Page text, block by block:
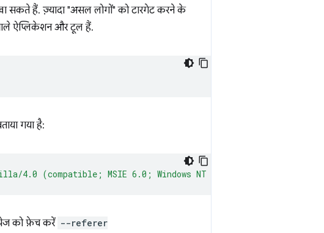
सकते हैं. ज़्यादा "असल लोगों" को टारगेट करने के
ऐप्लिकेशन और टूल हैं.
गया है:
4.0 (compatible; MSIE 6.0; Windows NT 5.1; FSL 7.0.7.01001)"
को फ़ेच करें --referer